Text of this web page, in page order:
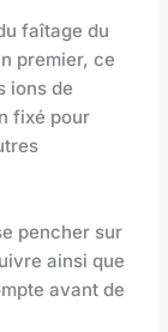
faîtage du
premier, ce
ions de
fixé pour
pencher sur
ainsi que
avant de